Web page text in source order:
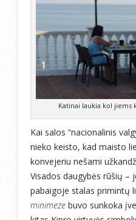
Katinai laukia kol jiems
Kai salos “nacionalinis
nieko keisto, kad maisto
konvejeriu nešami
Visados daugybės rūšių –
pabaigoje stalas primintų
minimeze buvo sunkoka